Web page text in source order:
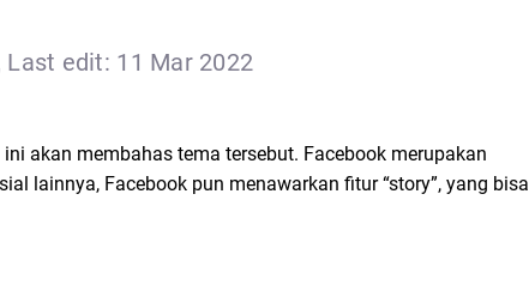
Last edit: 11 Mar 2022
akan membahas tema tersebut. Facebook merupakan
lainnya, Facebook pun menawarkan fitur “story”, yang bisa